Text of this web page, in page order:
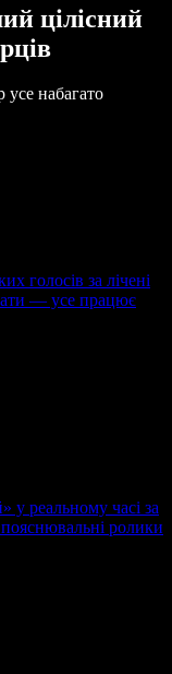
цілісний
усе набагато
голосів за лічені
— усе працює
реальному часі за
ролики